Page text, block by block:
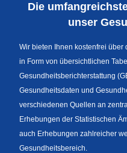
Sprachumschaltung
Die
unser
Wir bieten Ihnen kostenfrei
in Form von übersichtlichen
Gesundheitsberichterstattung
Gesundheitsdaten und
verschiedenen Quellen an
Erhebungen der Statistischen
auch Erhebungen zahlreicher
Gesundheitsbereich.